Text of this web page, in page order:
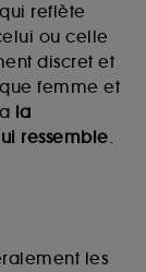
reflète
ou celle
discret et
femme et
la
ressemble.
les